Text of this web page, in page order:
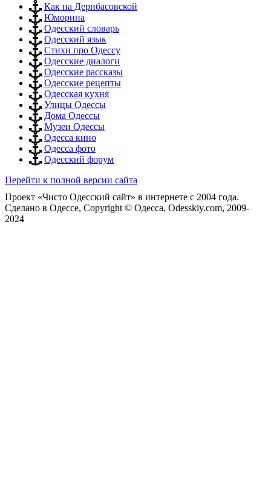
Как на Дерибасовской
Юморина
Одесский словарь
Одесский язык
Стихи про Одессу
Одесские диалоги
Одесские рассказы
Одесские рецепты
Одесская кухня
Улицы Одессы
Дома Одессы
Музеи Одессы
Одесса кино
Одесса фото
Одесский форум
Перейти к полной версии сайта
Проект «Чисто Одесский сайт» в интернете с 2004 года.
Сделано в Одессе, Copyright © Одесса, Odesskiy.com, 2009-
2024